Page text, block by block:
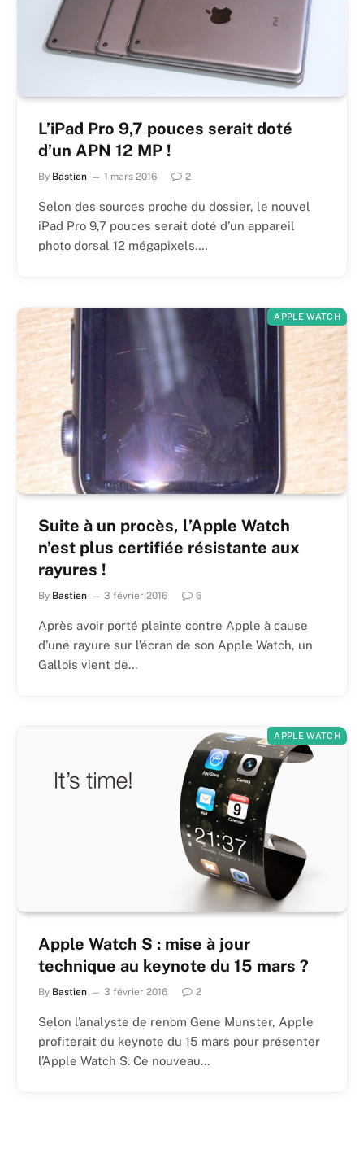
L’iPad Pro 9,7 pouces serait doté
d’un APN 12 MP !
By Bastien 1 mars 2016 2
Selon des sources proche du dossier, le nouvel
iPad Pro 9,7 pouces serait doté d’un appareil
photo dorsal 12 mégapixels.…
APPLE WATCH
Suite à un procès, l’Apple Watch
n’est plus certifiée résistante aux
rayures !
By Bastien 3 février 2016 6
Après avoir porté plainte contre Apple à cause
d’une rayure sur l’écran de son Apple Watch, un
Gallois vient de…
APPLE WATCH
Apple Watch S : mise à jour
technique au keynote du 15 mars ?
By Bastien 3 février 2016 2
Selon l’analyste de renom Gene Munster, Apple
profiterait du keynote du 15 mars pour présenter
l’Apple Watch S. Ce nouveau…